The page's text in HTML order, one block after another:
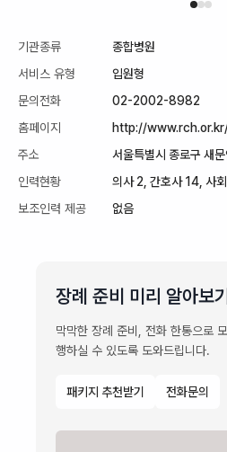
기관종류
종합병원
서비스 유형
입원형
문의전화
02-2002-8982
홈페이지
http://
주소
서울특별시 종로구 새
인력현황
의사 2, 간호사 14, 사
보조인력 제공
없음
장례 준비 미리 알아보
막막한 장례 준비, 전화 한통으로
행하실 수 있도록 도와드립니다.
패키지 추천받기 전화문의